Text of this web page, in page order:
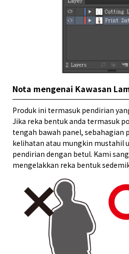
Nota mengenai Kawasan
Produk ini termasuk pendirian
Jika reka bentuk anda termasuk
tengah bawah panel, sebahagian
kelihatan atau mungkin mustahil
pendirian dengan betul. Kami
mengelakkan reka bentuk